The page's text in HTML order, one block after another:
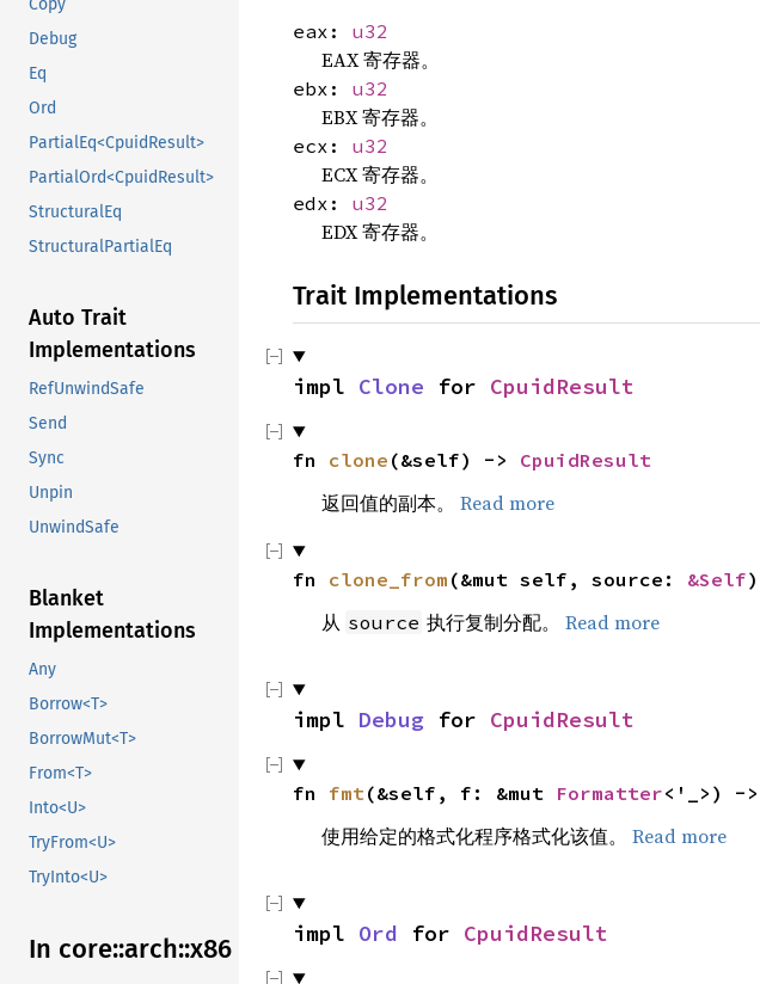
Copy
Debug
Eq
Ord
PartialEq<CpuidResult>
PartialOrd<CpuidResult>
StructuralEq
StructuralPartialEq
Auto Trait
Implementations
RefUnwindSafe
Send
Sync
Unpin
UnwindSafe
Blanket
Implementations
Any
Borrow<T>
BorrowMut<T>
From<T>
Into<U>
TryFrom<U>
TryInto<U>
In core::arch::x86
eax: u32
EAX 寄存器。
ebx: u32
EBX 寄存器。
ecx: u32
ECX 寄存器。
edx: u32
EDX 寄存器。
Trait Implementations
impl Clone for CpuidResult
fn clone (&self) -> CpuidResult
返回值的副本。 Read more
fn clone_from (&mut self, source: &Self)
从 source 执行复制分配。 Read more
impl Debug for CpuidResult
fn fmt(&self, f: &mut Formatter<'_>) ->
使用给定的格式化程序格式化该值。 Read more
impl Ord for CpuidResult